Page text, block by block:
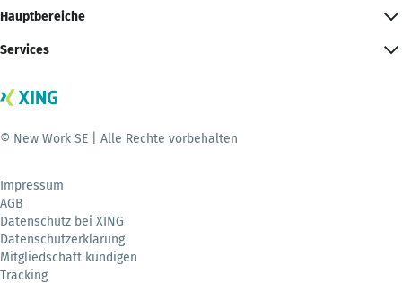
Hauptbereiche
Services
© New Work SE | Alle Rechte vorbehalten
Impressum
AGB
Datenschutz bei XING
Datenschutzerklärung
Mitgliedschaft kündigen
Tracking